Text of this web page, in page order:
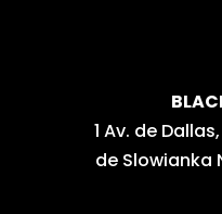
1 Av. de
de Slowianka